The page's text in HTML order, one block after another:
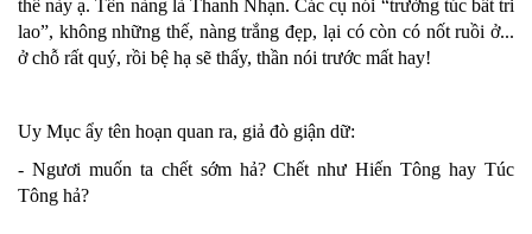
thế này ạ. Tên nàng là Thanh Nhạn. Các cụ nói “trường túc bất tri
lao”, không những thế, nàng trắng đẹp, lại có còn có nốt ruồi ở...
ở chỗ rất quý, rồi bệ hạ sẽ thấy, thần nói trước mất hay!
Uy Mục ẩy tên hoạn quan ra, giả đò giận dữ:
- Ngươi muốn ta chết sớm hả? Chết như Hiến Tông hay Túc
Tông hả?